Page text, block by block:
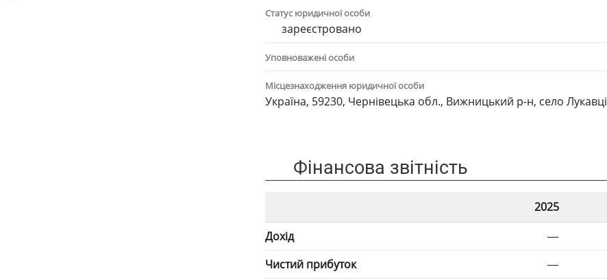
Статус юридичної особи
зареєстровано
Уповноважені особи
Місцезнаходження юридичної особи
Україна, 59230, Чернівецька обл., Вижницький р-н, село Лукавці
Фінансова звітність
2025
Дохід
—
Чистий прибуток
—